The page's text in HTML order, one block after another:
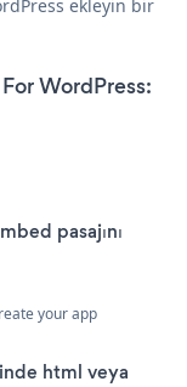
ekleyin bir
WordPress:
pasajını
your app
html veya